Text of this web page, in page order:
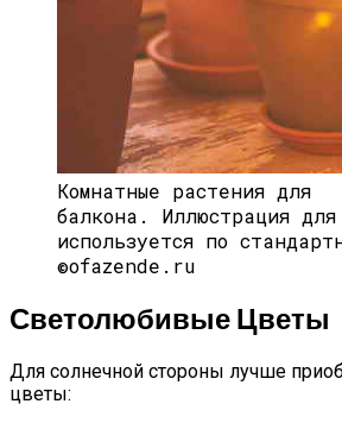
Фикус Бенджамина
Популярный И
Комнатные растения для
балкона. Иллюстрация
используется по
©ofazende.ru
Светолюбивые Цветы
Для солнечной стороны лучше
цветы: